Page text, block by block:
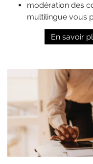
modération des
multilingue vous
En savoir